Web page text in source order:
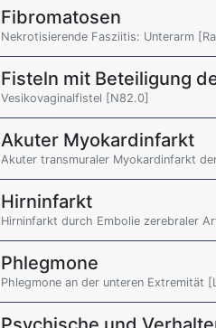
Fibromatosen
Nekrotisierende Fasziitis: Unterarm
Fisteln mit Beteiligung
Vesikovaginalfistel [N82.0]
Akuter Myokardinfarkt
Akuter transmuraler Myokardinfarkt
Hirninfarkt
Hirninfarkt durch Embolie zerebraler
Phlegmone
Phlegmone an der unteren Extremität